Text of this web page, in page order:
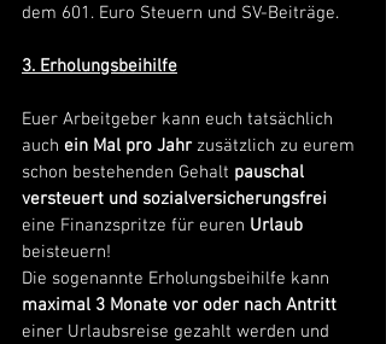
dem 601. Euro Steuern und SV-Beiträge.
3. Erholungsbeihilfe
Euer Arbeitgeber kann euch tatsächlich
auch ein Mal pro Jahr zusätzlich zu eurem
schon bestehenden Gehalt pauschal
versteuert und sozialversicherungsfrei
eine Finanzspritze für euren Urlaub
beisteuern!
Die sogenannte Erholungsbeihilfe kann
maximal 3 Monate vor oder nach Antritt
einer Urlaubsreise gezahlt werden und